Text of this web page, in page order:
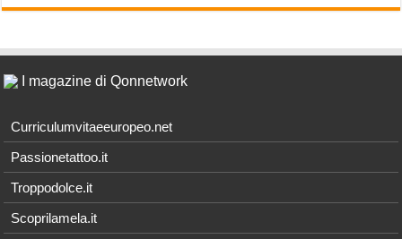
I magazine di Qonnetwork
Curriculumvitaeeuropeo.net
Passionetattoo.it
Troppodolce.it
Scoprilamela.it